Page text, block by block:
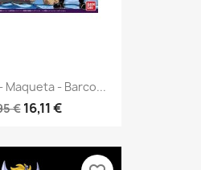
Maqueta - Barco...
€ 16,11 €